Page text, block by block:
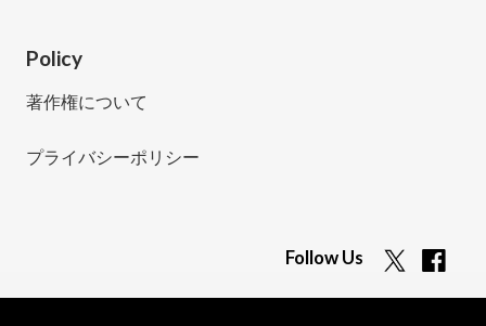
Policy
著作権について
プライバシーポリシー
Follow Us